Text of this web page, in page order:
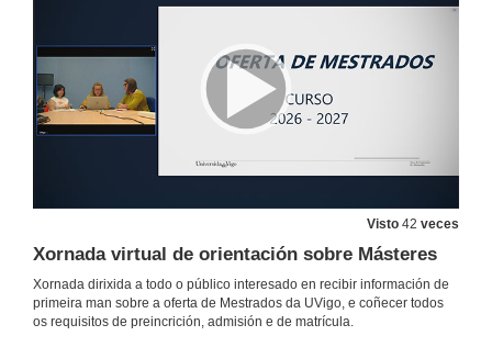
Visto 42 veces
Xornada virtual de orientación sobre Másteres
Xornada dirixida a todo o público interesado en recibir información de
primeira man sobre a oferta de Mestrados da UVigo, e coñecer todos
os requisitos de preincrición, admisión e de matrícula.